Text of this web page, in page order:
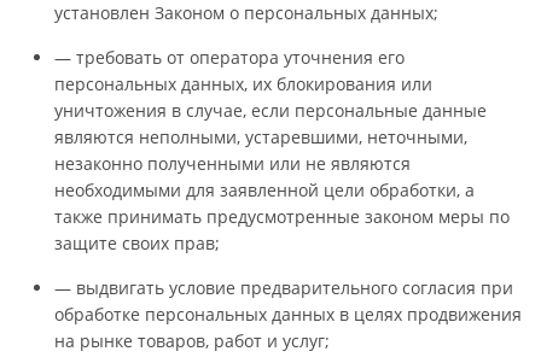
установлен Законом о персональных данных;
— требовать от оператора уточнения его
персональных данных, их блокирования или
уничтожения в случае, если персональные данные
являются неполными, устаревшими, неточными,
незаконно полученными или не являются
необходимыми для заявленной цели обработки, а
также принимать предусмотренные законом меры по
защите своих прав;
— выдвигать условие предварительного согласия при
обработке персональных данных в целях продвижения
на рынке товаров, работ и услуг;